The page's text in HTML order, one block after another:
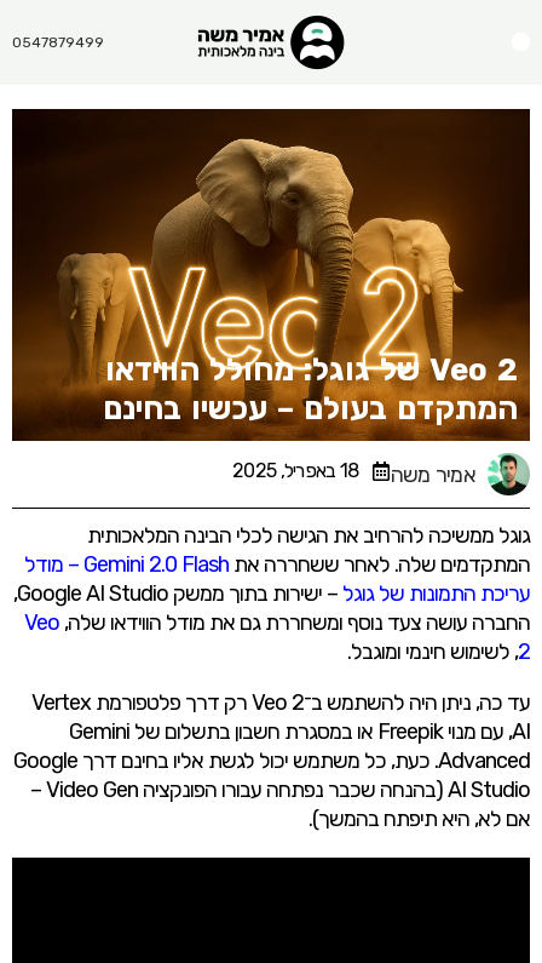
0547879499
Veo 2 של גוגל: מחולל הווידאו
המתקדם בעולם – עכשיו בחינם
אמיר משה 18 באפריל, 2025
גוגל ממשיכה להרחיב את הגישה לכלי הבינה המלאכותית
המתקדמים שלה. לאחר ששחררה את
Gemini 2.0 Flash – מודל
עריכת התמונות של גוגל
– ישירות בתוך ממשק Google AI Studio,
החברה עושה צעד נוסף ומשחררת גם את מודל הווידאו שלה, Veo
2, לשימוש חינמי ומוגבל.
עד כה, ניתן היה להשתמש ב־Veo 2 רק דרך פלטפורמת Vertex
AI, עם מנוי Freepik או במסגרת חשבון בתשלום של Gemini
Advanced. כעת, כל משתמש יכול לגשת אליו בחינם דרך Google
AI Studio (בהנחה שכבר נפתחה עבורו הפונקציה Video Gen –
אם לא, היא תיפתח בהמשך).